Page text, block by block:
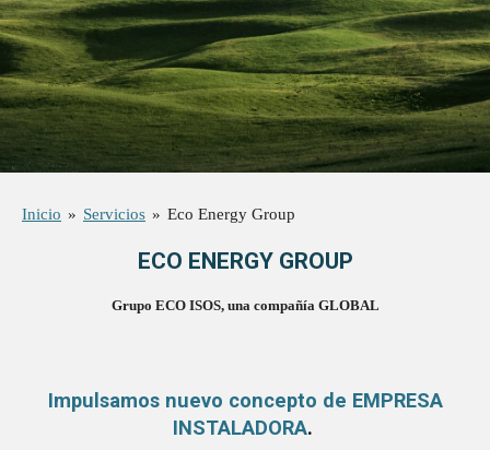
Inicio » Servicios » Eco Energy Group
ECO ENERGY GROUP
Grupo ECO ISOS, una compañía GLOBAL
Impulsamos nuevo concepto de EMPRESA
INSTALADORA.